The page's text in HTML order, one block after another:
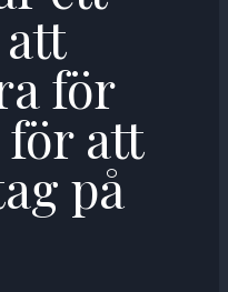
för
att
på